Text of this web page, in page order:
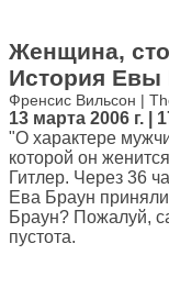
Женщина,
История Евы
Френсис Вильсон |
13 марта 2006 г. |
"О характере
которой он
Гитлер. Через 36
Ева Браун
Браун? Пожалуй,
пустота.